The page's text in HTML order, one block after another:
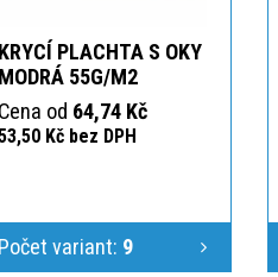
KRYCÍ PLACHTA S OKY
MODRÁ 55G/M2
Cena od 64,74 Kč
Kč bez DPH
Počet variant: 9